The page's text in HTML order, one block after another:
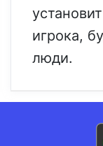
игрока,
люди.